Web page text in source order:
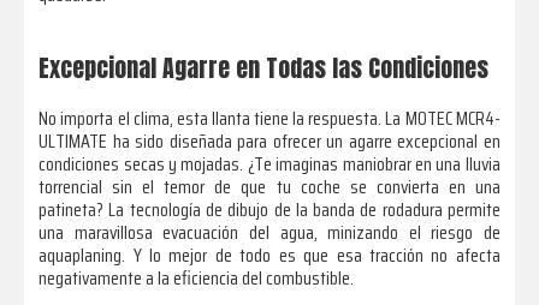
Excepcional Agarre en Todas las Condiciones
No importa el clima, esta llanta tiene la respuesta. La MOTEC MCR4-
ULTIMATE ha sido diseñada para ofrecer un agarre excepcional en
condiciones secas y mojadas. ¿Te imaginas maniobrar en una lluvia
torrencial sin el temor de que tu coche se convierta en una
patineta? La tecnología de dibujo de la banda de rodadura permite
una maravillosa evacuación del agua, minizando el riesgo de
aquaplaning. Y lo mejor de todo es que esa tracción no afecta
negativamente a la eficiencia del combustible.